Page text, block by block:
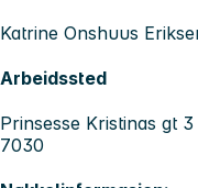
Katrine Onshuus
Arbeidssted
Prinsesse Kristinas gt 3
7030